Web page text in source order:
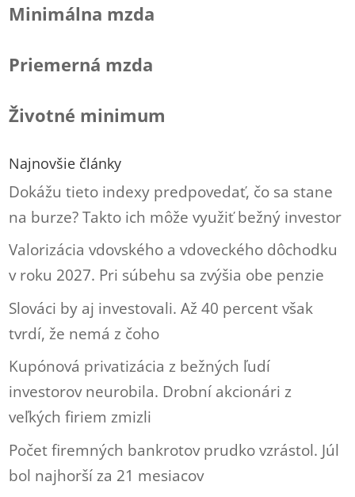
Minimálna mzda
Priemerná mzda
Životné minimum
Najnovšie články
Dokážu tieto indexy predpovedať, čo sa stane
na burze? Takto ich môže využiť bežný investor
Valorizácia vdovského a vdoveckého dôchodku
v roku 2027. Pri súbehu sa zvýšia obe penzie
Slováci by aj investovali. Až 40 percent však
tvrdí, že nemá z čoho
Kupónová privatizácia z bežných ľudí
investorov neurobila. Drobní akcionári z
veľkých firiem zmizli
Počet firemných bankrotov prudko vzrástol. Júl
bol najhorší za 21 mesiacov